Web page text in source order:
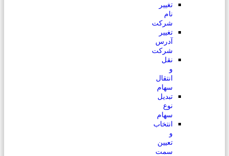
تغییر
نام
شرکت
تغییر
آدرس
شرکت
نقل
و
انتقال
سهام
تبدیل
نوع
سهام
انتخاب
و
تعیین
سمت